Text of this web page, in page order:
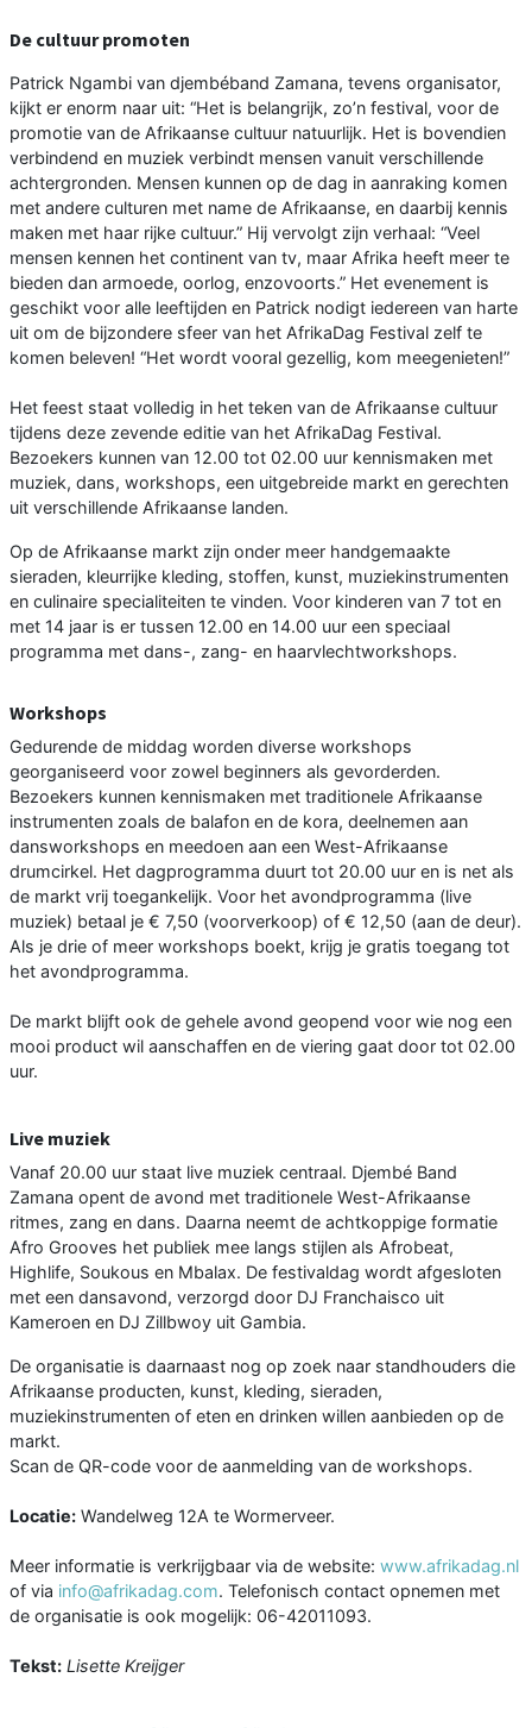
De cultuur promoten
Patrick Ngambi van djembéband Zamana, tevens organisator,
kijkt er enorm naar uit: “Het is belangrijk, zo’n festival, voor de
promotie van de Afrikaanse cultuur natuurlijk. Het is bovendien
verbindend en muziek verbindt mensen vanuit verschillende
achtergronden. Mensen kunnen op de dag in aanraking komen
met andere culturen met name de Afrikaanse, en daarbij kennis
maken met haar rijke cultuur.” Hij vervolgt zijn verhaal: “Veel
mensen kennen het continent van tv, maar Afrika heeft meer te
bieden dan armoede, oorlog, enzovoorts.” Het evenement is
geschikt voor alle leeftijden en Patrick nodigt iedereen van harte
uit om de bijzondere sfeer van het AfrikaDag Festival zelf te
komen beleven! “Het wordt vooral gezellig, kom meegenieten!”
Het feest staat volledig in het teken van de Afrikaanse cultuur
tijdens deze zevende editie van het AfrikaDag Festival.
Bezoekers kunnen van 12.00 tot 02.00 uur kennismaken met
muziek, dans, workshops, een uitgebreide markt en gerechten
uit verschillende Afrikaanse landen.
Op de Afrikaanse markt zijn onder meer handgemaakte
sieraden, kleurrijke kleding, stoffen, kunst, muziekinstrumenten
en culinaire specialiteiten te vinden. Voor kinderen van 7 tot en
met 14 jaar is er tussen 12.00 en 14.00 uur een speciaal
programma met dans-, zang- en haarvlechtworkshops.
Workshops
Gedurende de middag worden diverse workshops
georganiseerd voor zowel beginners als gevorderden.
Bezoekers kunnen kennismaken met traditionele Afrikaanse
instrumenten zoals de balafon en de kora, deelnemen aan
dansworkshops en meedoen aan een West-Afrikaanse
drumcirkel. Het dagprogramma duurt tot 20.00 uur en is net als
de markt vrij toegankelijk. Voor het avondprogramma (live
muziek) betaal je € 7,50 (voorverkoop) of € 12,50 (aan de deur).
Als je drie of meer workshops boekt, krijg je gratis toegang tot
het avondprogramma.
De markt blijft ook de gehele avond geopend voor wie nog een
mooi product wil aanschaffen en de viering gaat door tot 02.00
uur.
Live muziek
Vanaf 20.00 uur staat live muziek centraal. Djembé Band
Zamana opent de avond met traditionele West-Afrikaanse
ritmes, zang en dans. Daarna neemt de achtkoppige formatie
Afro Grooves het publiek mee langs stijlen als Afrobeat,
Highlife, Soukous en Mbalax. De festivaldag wordt afgesloten
met een dansavond, verzorgd door DJ Franchaisco uit
Kameroen en DJ Zillbwoy uit Gambia.
De organisatie is daarnaast nog op zoek naar standhouders die
Afrikaanse producten, kunst, kleding, sieraden,
muziekinstrumenten of eten en drinken willen aanbieden op de
markt.
Scan de QR-code voor de aanmelding van de workshops.
Locatie: Wandelweg 12A te Wormerveer.
Meer informatie is verkrijgbaar via de website: www.afrikadag.nl
of via info@afrikadag.com. Telefonisch contact opnemen met
de organisatie is ook mogelijk: 06-42011093.
Tekst: Lisette Kreijger